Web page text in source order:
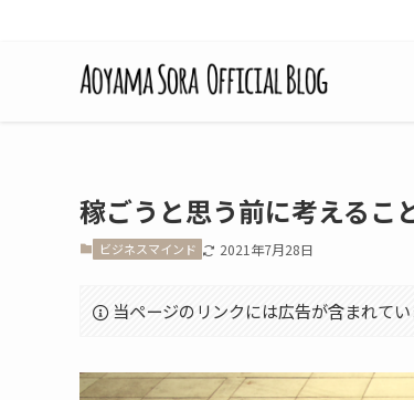
稼ごうと思う前に考えるこ
ビジネスマインド 2021年7月28日
当ページのリンクには広告が含まれてい